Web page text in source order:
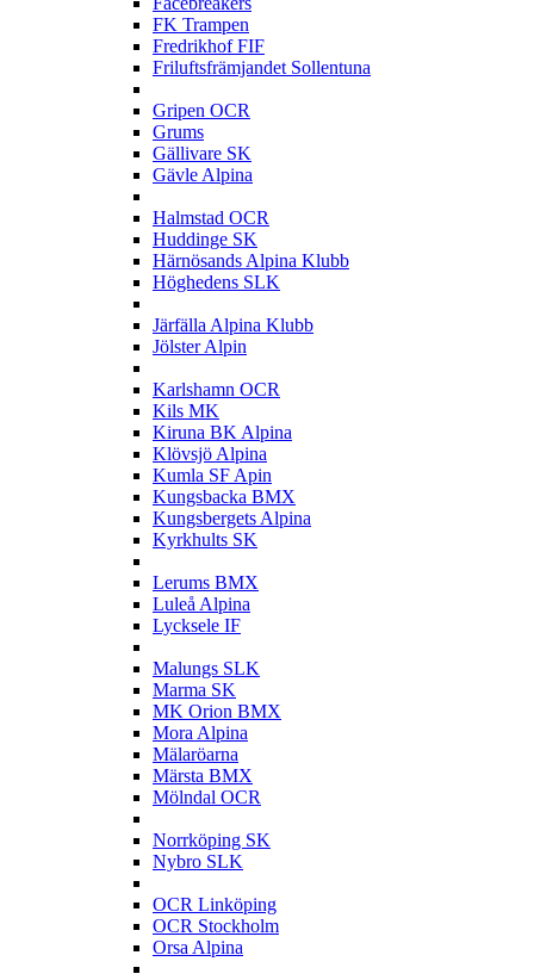
FK Trampen
Fredrikhof FIF
Friluftsfrämjandet Sollentuna
Gripen OCR
Grums
Gällivare SK
Gävle Alpina
Halmstad OCR
Huddinge SK
Härnösands Alpina Klubb
Höghedens SLK
Järfälla Alpina Klubb
Jölster Alpin
Karlshamn OCR
Kils MK
Kiruna BK Alpina
Klövsjö Alpina
Kumla SF Apin
Kungsbacka BMX
Kungsbergets Alpina
Kyrkhults SK
Lerums BMX
Luleå Alpina
Lycksele IF
Malungs SLK
Marma SK
MK Orion BMX
Mora Alpina
Mälaröarna
Märsta BMX
Mölndal OCR
Norrköping SK
Nybro SLK
OCR Linköping
OCR Stockholm
Orsa Alpina